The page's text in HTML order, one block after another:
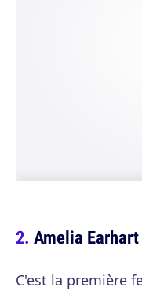
Amelia Earhart
C'est la première